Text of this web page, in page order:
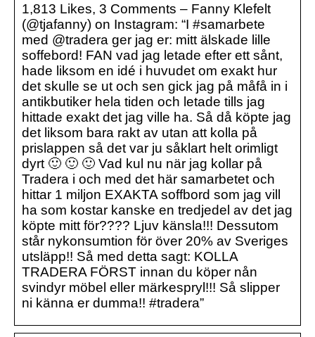
1,813 Likes, 3 Comments – Fanny Klefelt
(@tjafanny) on Instagram: “I #samarbete
med @tradera ger jag er: mitt älskade lille
soffebord! FAN vad jag letade efter ett sånt,
hade liksom en idé i huvudet om exakt hur
det skulle se ut och sen gick jag på måfå in i
antikbutiker hela tiden och letade tills jag
hittade exakt det jag ville ha. Så då köpte jag
det liksom bara rakt av utan att kolla på
prislappen så det var ju såklart helt orimligt
dyrt 🙂 🙂 🙂 Vad kul nu när jag kollar på
Tradera i och med det här samarbetet och
hittar 1 miljon EXAKTA soffbord som jag vill
ha som kostar kanske en tredjedel av det jag
köpte mitt för???? Ljuv känsla!!! Dessutom
står nykonsumtion för över 20% av Sveriges
utsläpp!! Så med detta sagt: KOLLA
TRADERA FÖRST innan du köper nån
svindyr möbel eller märkespryl!!! Så slipper
ni känna er dumma!! #tradera”